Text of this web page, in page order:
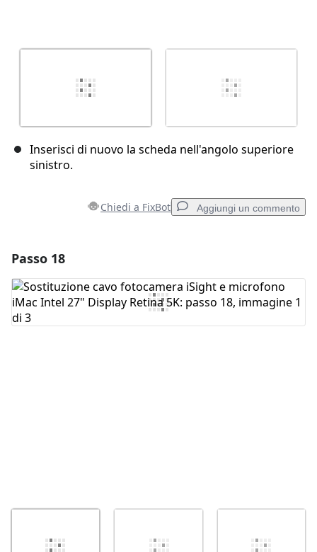
Inserisci di nuovo la scheda nell'angolo superiore
sinistro.
Chiedi a FixBot Aggiungi un commento
Aggiungi Commento
Passo 18